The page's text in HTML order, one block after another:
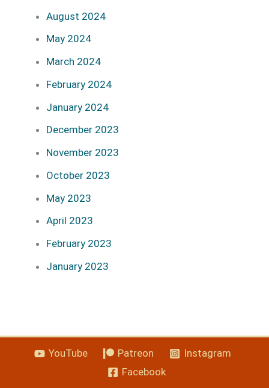
August 2024
May 2024
March 2024
February 2024
January 2024
December 2023
November 2023
October 2023
May 2023
April 2023
February 2023
January 2023
YouTube Patreon
Instagram
Facebook